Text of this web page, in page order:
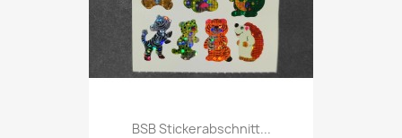
BSB Stickerabschnitt...